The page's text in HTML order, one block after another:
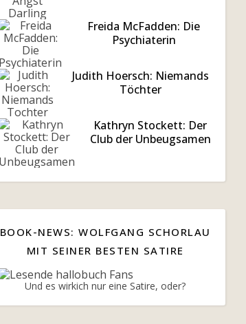
Freida McFadden: Die
Psychiaterin
Judith Hoersch: Niemands
Töchter
Kathryn Stockett: Der
Club der Unbeugsamen
BOOK-NEWS: WOLFGANG SCHORLAU
MIT SEINER BESTEN SATIRE
Und es wirkich nur eine Satire, oder?